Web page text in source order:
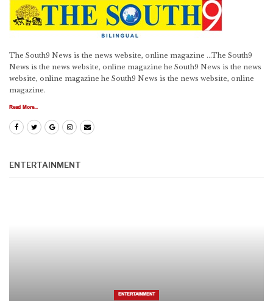
The South9 News is the news website, online magazine ...The South9
News is the news website, online magazine he South9 News is the news
website, online magazine he South9 News is the news website, online
magazine.
Read More...
ENTERTAINMENT
ENTERTAINMENT